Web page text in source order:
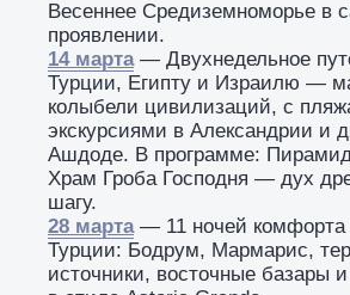
Весеннее Средиземноморье в
проявлении.
14 марта— Двухнедельное
Турции, Египту и Израилю —
колыбели цивилизаций, с
экскурсиями в Александрии и
Ашдоде. В программе:
Храм Гроба Господня — дух
шагу.
28 марта— 11 ночей комфорта
Турции: Бодрум, Мармарис,
источники, восточные базары